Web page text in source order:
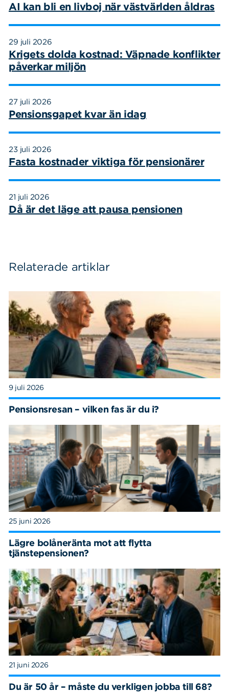
AI kan bli en livboj när västvärlden åldras
29 juli 2026
Krigets dolda kostnad: Väpnade konflikter
påverkar miljön
27 juli 2026
Pensionsgapet kvar än idag
23 juli 2026
Fasta kostnader viktiga för pensionärer
21 juli 2026
Då är det läge att pausa pensionen
Relaterade artiklar
9 juli 2026
Pensionsresan – vilken fas är du i?
25 juni 2026
Lägre bolåneränta mot att flytta
tjänstepensionen?
21 juni 2026
Du är 50 år – måste du verkligen jobba till 68?
Sök på sidan:
efter: